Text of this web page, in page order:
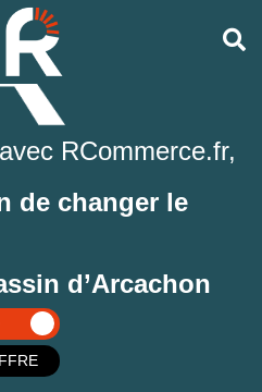
RCommerce.fr,
de changer le
d’Arcachon